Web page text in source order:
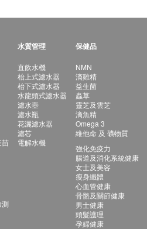
苗
測
水質管理
直飲水機
枱上式濾水器
枱下式濾水器
水龍頭式濾水器
濾水壺
濾水瓶
花灑濾水器
濾芯
電解水機
保健品
NMN
滴雞精
益生菌
蟲草
靈芝及雲芝
滴魚精
Omega 3
維他命 及 礦物質
強化免疫力
腸道及消化系統健康
女士及美容
瘦身纖體
心血管健康
骨骼及關節健康
男士健康
頭髮護理
孕婦健康